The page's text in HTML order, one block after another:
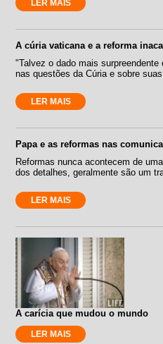
LER MAIS
A cúria vaticana e a reforma
"Talvez o dado mais surpreendente
nas questões da Cúria e sobre
LER MAIS
Papa e as reformas nas
Reformas nunca acontecem de
dos detalhes, geralmente são um
LER MAIS
A carícia que mudou o mundo
LER MAIS